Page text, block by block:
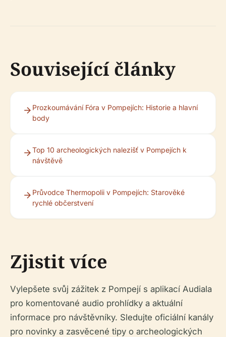
Související články
Prozkoumávání Fóra v Pompejích: Historie a hlavní
body
Top 10 archeologických nalezišť v Pompejích k
návštěvě
Průvodce Thermopolii v Pompejích: Starověké
rychlé občerstvení
Zjistit více
Vylepšete svůj zážitek z Pompejí s aplikací Audiala
pro komentované audio prohlídky a aktuální
informace pro návštěvníky. Sledujte oficiální kanály
pro novinky a zasvěcené tipy o archeologických